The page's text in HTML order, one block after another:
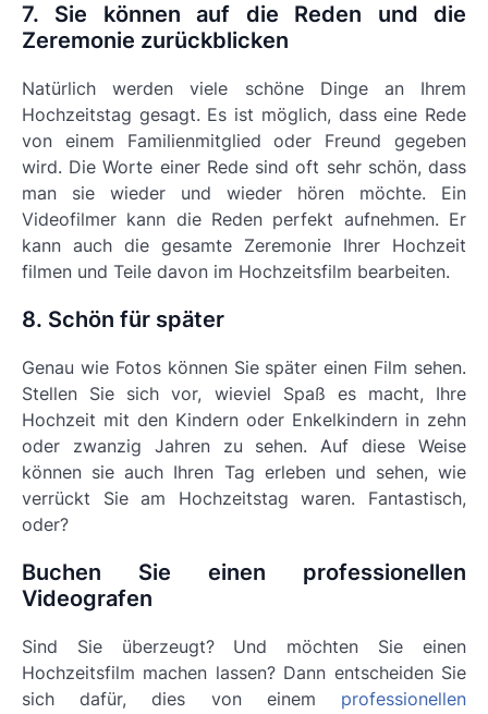
7. Sie können auf die Reden und die
Zeremonie zurückblicken
Natürlich werden viele schöne Dinge an Ihrem
Hochzeitstag gesagt. Es ist möglich, dass eine Rede
von einem Familienmitglied oder Freund gegeben
wird. Die Worte einer Rede sind oft sehr schön, dass
man sie wieder und wieder hören möchte. Ein
Videofilmer kann die Reden perfekt aufnehmen. Er
kann auch die gesamte Zeremonie Ihrer Hochzeit
filmen und Teile davon im Hochzeitsfilm bearbeiten.
8. Schön für später
Genau wie Fotos können Sie später einen Film sehen.
Stellen Sie sich vor, wieviel Spaß es macht, Ihre
Hochzeit mit den Kindern oder Enkelkindern in zehn
oder zwanzig Jahren zu sehen. Auf diese Weise
können sie auch Ihren Tag erleben und sehen, wie
verrückt Sie am Hochzeitstag waren. Fantastisch,
oder?
Buchen Sie einen professionellen
Videografen
Sind Sie überzeugt? Und möchten Sie einen
Hochzeitsfilm machen lassen? Dann entscheiden Sie
sich dafür, dies von einem professionellen